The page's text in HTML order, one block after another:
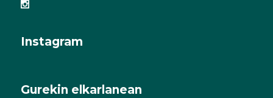
Instagram
Gurekin elkarlanean